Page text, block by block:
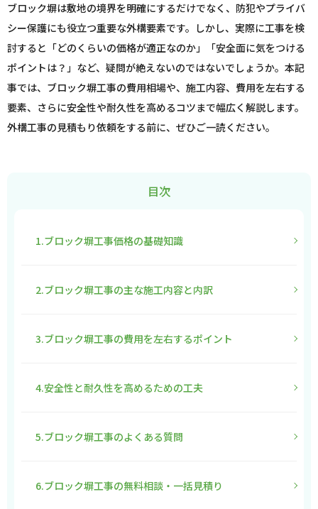
ブロック塀は敷地の境界を明確にするだけでなく、防犯やプライバ
シー保護にも役立つ重要な外構要素です。しかし、実際に工事を検
討すると「どのくらいの価格が適正なのか」「安全面に気をつける
ポイントは？」など、疑問が絶えないのではないでしょうか。本記
事では、ブロック塀工事の費用相場や、施工内容、費用を左右する
要素、さらに安全性や耐久性を高めるコツまで幅広く解説します。
外構工事の見積もり依頼をする前に、ぜひご一読ください。
目次
1.ブロック塀工事価格の基礎知識
2.ブロック塀工事の主な施工内容と内訳
3.ブロック塀工事の費用を左右するポイント
4.安全性と耐久性を高めるための工夫
5.ブロック塀工事のよくある質問
6.ブロック塀工事の無料相談・一括見積り